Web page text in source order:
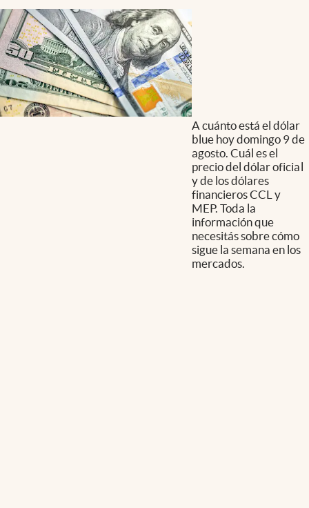
A cuánto está el dólar
blue hoy domingo 9 de
agosto. Cuál es el
precio del dólar oficial
y de los dólares
financieros CCL y
MEP. Toda la
información que
necesitás sobre cómo
sigue la semana en los
mercados.